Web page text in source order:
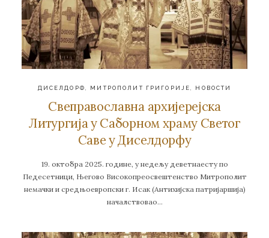
ДИСЕЛДОРФ, МИТРОПОЛИТ ГРИГОРИЈЕ, НОВОСТИ
Свеправославна архијерејска
Литургија у Саборном храму Светог
Саве у Диселдорфу
19. октобра 2025. године, у недељу деветнаесту по
Педесетници, Његово Високопреосвештенство Митрополит
немачки и средњоевропски г. Исак (Антихијска патријаршија)
началствовао…